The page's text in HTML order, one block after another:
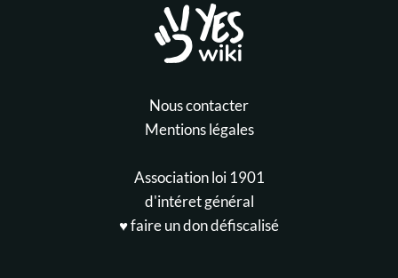
Nous contacter
Mentions légales
Association loi 1901
d'intéret général
♥️ faire un don défiscalisé